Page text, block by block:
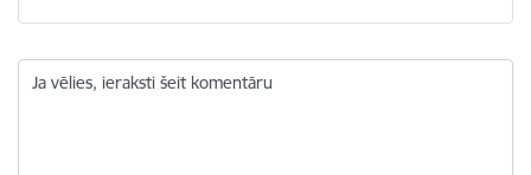
Ja vēlies, ieraksti šeit komentāru